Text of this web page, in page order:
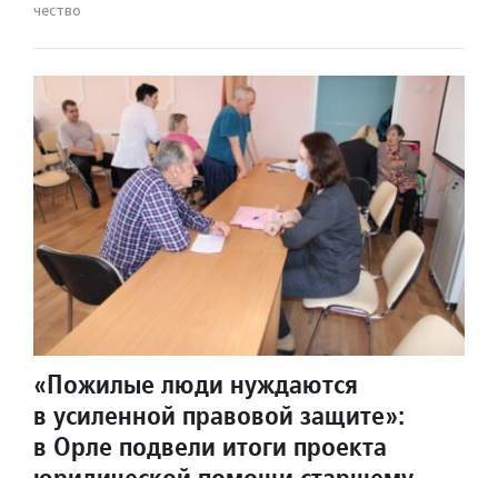
чест­во
«Пожилые люди нуждаются
в усиленной правовой защите»:
в Орле подвели итоги проекта